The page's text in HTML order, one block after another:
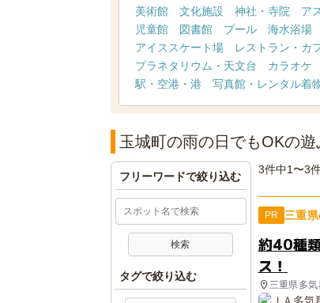
美術館
文化施設 神社・寺院 ア
児童館
図書館 プール 海水浴場
アイススケート場
レストラン・カ
プラネタリウム・天文台
カラオケ
駅・空港・港
写真館・レンタル着
玉城町の雨の日でもOKの
3件中1〜3
PR 三重
約40種
ス！
三重県多
フリーワードで絞り込む
タグで絞り込む